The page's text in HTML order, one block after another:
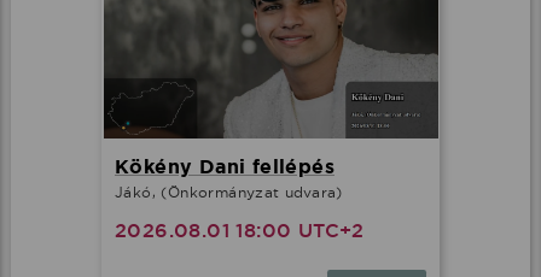
Kökény Dani fellépés
Jákó, (Önkormányzat udvara)
2026.08.01 18:00 UTC+2